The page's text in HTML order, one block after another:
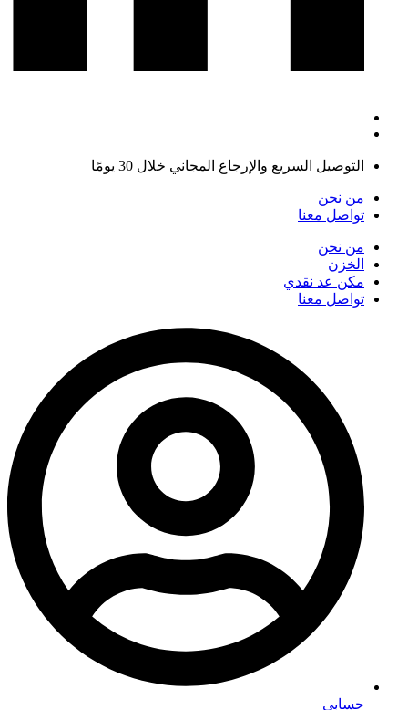
التوصيل السريع والإرجاع المجاني خلال 30 يومًا
من نحن
تواصل معنا
من نحن
الخزن
مكن عد نقدي
تواصل معنا
حسابي